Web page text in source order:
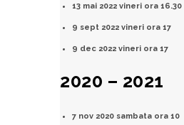
13 mai 2022 vineri ora 16.30
9 sept 2022 vineri ora 17
9 dec 2022 vineri ora 17
2020 – 2021
7 nov 2020 sambata ora 10